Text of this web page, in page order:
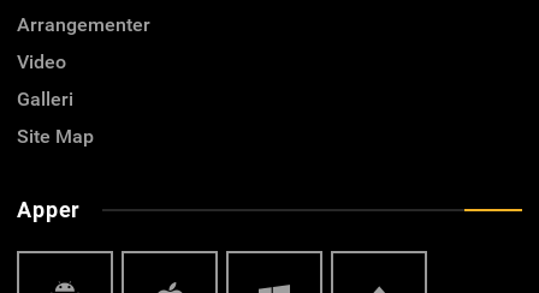
Arrangementer
Video
Galleri
Site Map
Apper